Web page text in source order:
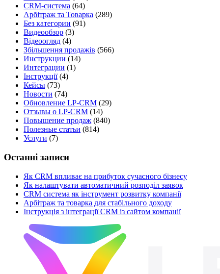
CRM-система (64)
Арбітраж та Товарка (289)
Без категории (91)
Видеообзор (3)
Відеоогляд (4)
Збільшення продажів (566)
Инструкции (14)
Интеграции (1)
Інструкції(4)
Кейсы (73)
Новости (74)
Обновление LP-CRM (29)
Отзывы о LP-CRM (14)
Повышение продаж (840)
Полезные статьи (814)
Услуги (7)
Останні записи
Як CRM впливає на прибуток сучасного бізнесу
Як налаштувати автоматичний розподіл заявок
CRM система як інструмент розвитку компанії
Арбітраж та товарка для стабільного доходу
Інструкція з інтеграції CRM із сайтом компанії